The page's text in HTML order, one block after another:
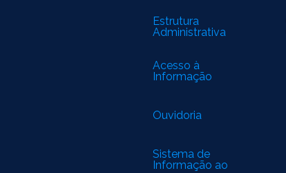
Estrutura
Administrativa
Acesso à
Informação
Ouvidoria
Sistema de
Informação ao